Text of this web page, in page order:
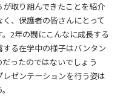
取り組んできたことを紹介
、保護者の皆さんにとって
2年の間にこんなに成長する
る在学中の様子はバンタン
ったのではないでしょう
ゼンテーションを行う姿は